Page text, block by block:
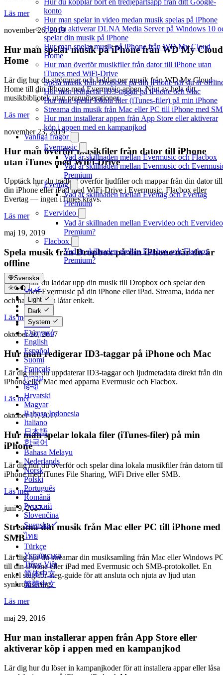
Hur du kopplar bort en tredjepartsapp från ditt Google-
konto
Hur man spelar in video medan musik spelas på iPhone
Hur du aktiverar DLNA Media Server på Windows 10
spelar din musik på iPhone
Hur man spelar musik på iPhone från WD My Cloud
Home
Hur man överför musikfiler från dator till iPhone utan
iTunes med WiFi-Drive
Spela musik från Dropbox på din iPhone när du är
Hur man redigerar ID3-taggar på iPhone och Mac
Hur man spelar lokala filer (iTunes-filer) på min iPhone
Streama din musik från Mac eller PC till iPhone med
Hur man installerar appen från App Store eller aktiverar
köp i appen med en kampanjkod
Vanliga frågor
Evermusic
Vad är skillnaden mellan Evermusic och Flacbox
Vad är skillnaden mellan Evermusic och
Premium
Evertag
Vad är skillnaden mellan Evertag och Evertag
Premium
Evervideo
Vad är skillnaden mellan Evervideo och Evervideo
Premium?
Flacbox
Vad är skillnaden mellan Flacbox och Flacbox
Premium?
Svenska
عربي
Català
Čeština
Dansk
Deutsch
Ελληνικά
English
Español
Suomi
Français
עברית
हिन्दी
Hrvatski
Magyar
Bahasa Indonesia
Italiano
日本語
한국어
Bahasa Melayu
Nederlands
Norsk
Polski
Português
Română
Русский
Slovenčina
Svenska
ไทย
Türkçe
Українська
Tiếng Việt
简体中文
繁體中文
Light
Dark
System
Läs mer
november 26, 2019
Hur man spelar musik på iPhone från WD My Cloud
Home
Lär dig hur du strömmar och laddar ner musik från WD My Cloud
Home till din iPhone med Evermusic-appen. Njut av hela ditt
musikbibliotek utan prenumerationer.
Läs mer
november 23, 2019
Hur man överför musikfiler från dator till iPhone
utan iTunes med WiFi-Drive
Upptäck hur du trådlöst överför ljudfiler och mappar från din dator till
din iPhone eller iPad med WiFi-Drive i Evermusic, Flacbox eller
Evertag — ingen iTunes krävs.
Läs mer
maj 19, 2019
Spela musik från Dropbox på din iPhone när du är
offline
Lär dig hur du laddar upp din musik till Dropbox och spelar den
offline med Evermusic på din iPhone eller iPad. Streama, ladda ner
och hantera dina låtar enkelt.
Läs mer
oktober 20, 2017
Hur man redigerar ID3-taggar på iPhone och Mac
Lär dig hur du uppdaterar ID3-taggar och ljudmetadata direkt från din
iPhone eller Mac med apparna Evermusic och Flacbox.
Läs mer
oktober 17, 2017
Hur man spelar lokala filer (iTunes-filer) på min
iPhone
Lär dig hur du överför och spelar dina lokala musikfiler från datorn
iPhone med iTunes File Sharing, WiFi Drive eller SMB.
Läs mer
juni 9, 2017
Streama din musik från Mac eller PC till iPhone med
SMB
Lär dig hur du streamar din musiksamling från Mac eller Windows
till din iPhone eller iPad med Evermusic och SMB-protokollet. En
enkel steg-för-steg-guide för att ansluta och njuta av ljud utan
synkronisering.
Läs mer
maj 29, 2016
Hur man installerar appen från App Store eller
aktiverar köp i appen med en kampanjkod
Lär dig hur du löser in kampanjkoder för att installera appar eller låsa